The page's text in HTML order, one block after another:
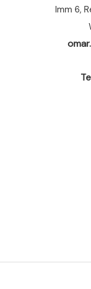
Imm 6,